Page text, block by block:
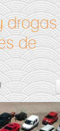
drogas
de